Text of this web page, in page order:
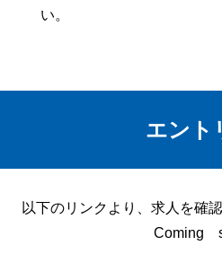
い。
エント
以下のリンクより、求人を確
Coming